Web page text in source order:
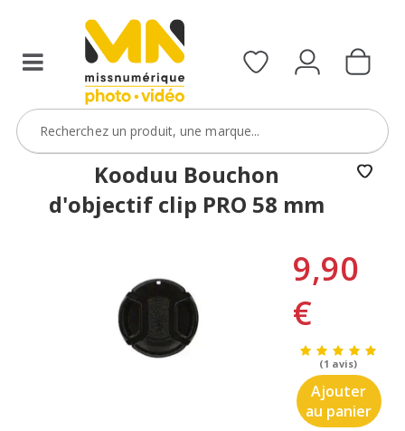
Kooduu Bouchon
d'objectif clip PRO 58 mm
9,90
€
(1 avis)
Ajouter
au panier